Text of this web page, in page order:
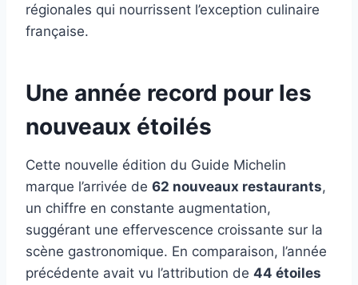
régionales qui nourrissent l’exception culinaire
française.
Une année record pour les
nouveaux étoilés
Cette nouvelle édition du Guide Michelin
marque l’arrivée de 62 nouveaux restaurants,
un chiffre en constante augmentation,
suggérant une effervescence croissante sur la
scène gastronomique. En comparaison, l’année
précédente avait vu l’attribution de 44 étoiles